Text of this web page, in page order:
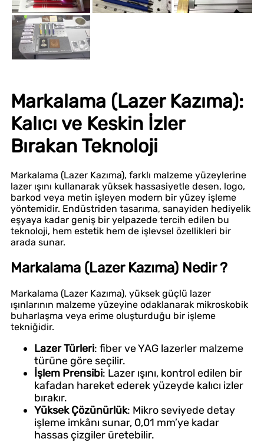
Markalama (Lazer Kazıma):
Kalıcı ve Keskin İzler
Bırakan Teknoloji
Markalama (Lazer Kazıma), farklı malzeme yüzeylerine
lazer ışını kullanarak yüksek hassasiyetle desen, logo,
barkod veya metin işleyen modern bir yüzey işleme
yöntemidir. Endüstriden tasarıma, sanayiden hediyelik
eşyaya kadar geniş bir yelpazede tercih edilen bu
teknoloji, hem estetik hem de işlevsel özellikleri bir
arada sunar.
Markalama (Lazer Kazıma) Nedir ?
Markalama (Lazer Kazıma), yüksek güçlü lazer
ışınlarının malzeme yüzeyine odaklanarak mikroskobik
buharlaşma veya erime oluşturduğu bir işleme
tekniğidir.
Lazer Türleri: fiber ve YAG lazerler malzeme
türüne göre seçilir.
İşlem Prensibi: Lazer ışını, kontrol edilen bir
kafadan hareket ederek yüzeyde kalıcı izler
bırakır.
Yüksek Çözünürlük: Mikro seviyede detay
işleme imkânı sunar, 0,01 mm’ye kadar
hassas çizgiler üretebilir.